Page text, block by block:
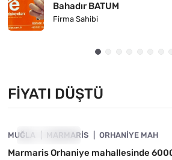
Bahadır BATUM
Firma Sahibi
FIYATI DÜŞTÜ
FIYATI DÜŞTÜ
MUĞLA MARMARIS ORHANIYE MAH
Marmaris Orhaniye mahallesinde